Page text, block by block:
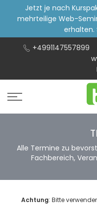
Inhalt
Jetzt je nach
mehrteilige Web-
erhalten.
+4991147557899
Alle Termine zu
Fachbereich,
Achtung: Bitte